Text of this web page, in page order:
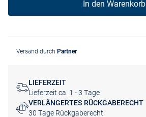
In den Warenkorb
Versand durch Partner
LIEFERZEIT
Lieferzeit ca. 1 - 3 Tage
VERLÄNGERTES RÜCKGABERECHT
30 Tage Rückgaberecht